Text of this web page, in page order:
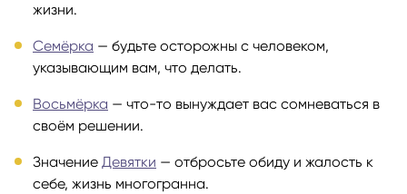
жизни.
Семёрка — будьте осторожны с человеком,
указывающим вам, что делать.
Восьмёрка — что-то вынуждает вас сомневаться в
своём решении.
Значение Девятки — отбросьте обиду и жалость к
себе, жизнь многогранна.